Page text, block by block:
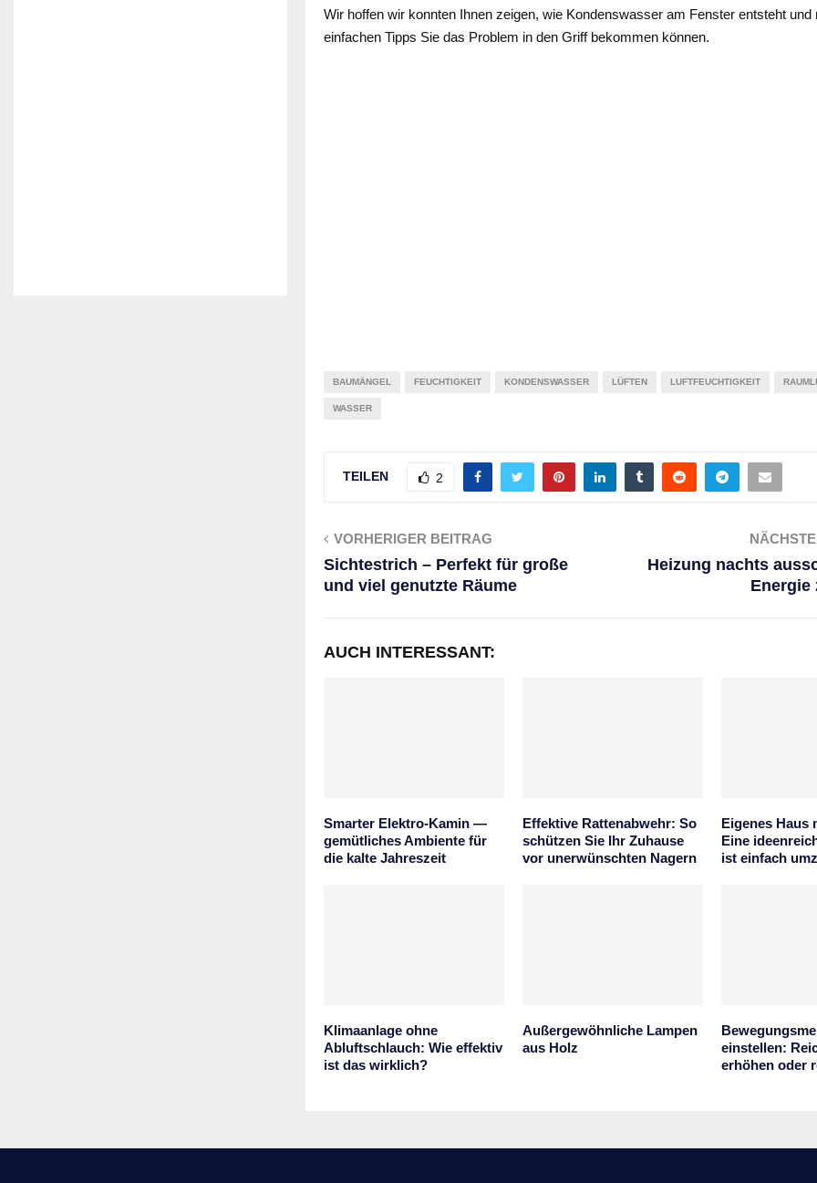
Wir hoffen wir konnten Ihnen zeigen, wie Kondenswasser am Fenster entsteht und
einfachen Tipps Sie das Problem in den Griff bekommen können.
BAUMÄNGEL FEUCHTIGKEIT KONDENSWASSER LÜFTEN LUFTFEUCHTIGKEIT
WASSER
TEILEN 2
VORHERIGER BEITRAG
Sichtestrich – Perfekt für große
und viel genutzte Räume
Heizung nachts
Energie
AUCH INTERESSANT:
Smarter Elektro-Kamin —
gemütliches Ambiente für
die kalte Jahreszeit
Effektive Rattenabwehr: So
schützen Sie Ihr Zuhause
vor unerwünschten Nagern
Eigenes Haus
Eine
ist einfach
Klimaanlage ohne
Abluftschlauch: Wie effektiv
ist das wirklich?
Außergewöhnliche Lampen
aus Holz
einstellen:
erhöhen oder